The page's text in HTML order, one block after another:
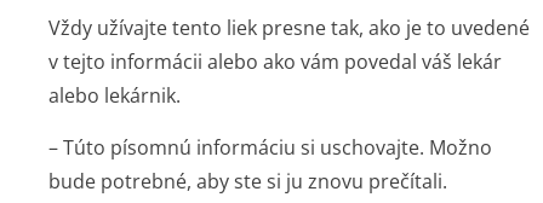
Vždy užívajte tento liek presne tak, ako je to uvedené
v tejto informácii alebo ako vám povedal váš lekár
alebo lekárnik.
– Túto písomnú informáciu si uschovajte. Možno
bude potrebné, aby ste si ju znovu prečítali.